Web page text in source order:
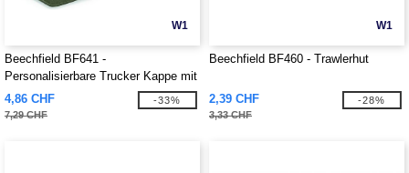
W1
Beechfield BF641 -
Personalisierbare Trucker Kappe mit
abnehmbarem Patch
4,86 CHF
7,29 CHF
-33%
W1
Beechfield BF460 - Trawlerhut
2,39 CHF
3,33 CHF
-28%